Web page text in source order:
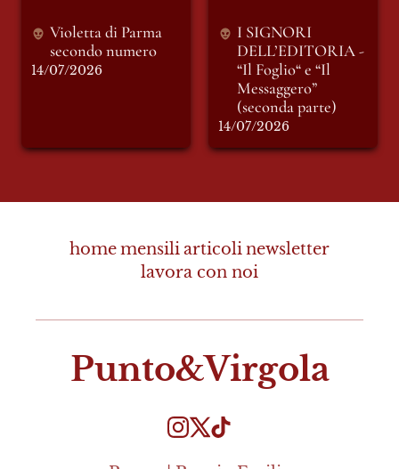
Violetta di Parma
secondo numero
14/07/2026
I SIGNORI
DELL’EDITORIA -
“Il Foglio“ e “Il
Messaggero”
(seconda parte)
14/07/2026
Punto&Virgola
homemensiliarticolinewsletter
lavora con noi